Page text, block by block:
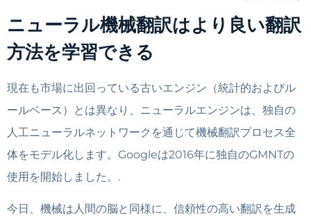
ニューラル機械翻訳はより良い翻訳
方法を学習できる
現在も市場に出回っている古いエンジン（統計的およびル
ールベース）とは異なり、ニューラルエンジンは、独自の
人工ニューラルネットワークを通じて機械翻訳プロセス全
体をモデル化します。Googleは2016年に独自のGMNTの
使用を開始しました。.
今日、機械は人間の脳と同様に、信頼性の高い翻訳を生成